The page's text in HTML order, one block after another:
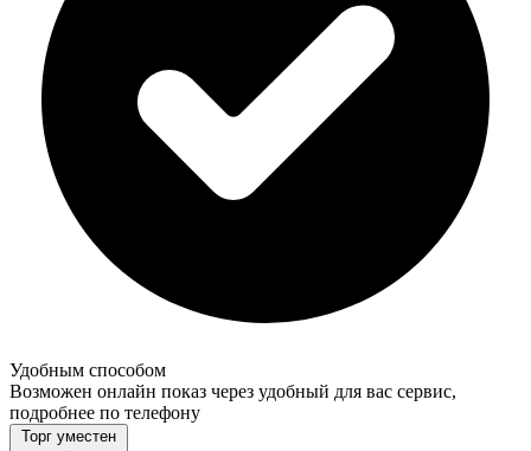
Удобным способом
Возможен онлайн показ через удобный для вас сервис,
подробнее по телефону
Торг уместен